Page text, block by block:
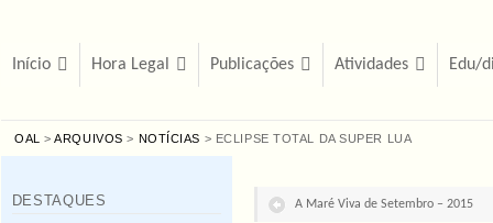
Início Hora Legal Publicações Atividades Edu/
OAL >ARQUIVOS > NOTÍCIAS > ECLIPSE TOTAL DA SUPER LUA
A Maré Viva de Setembro – 2015
DESTAQUES